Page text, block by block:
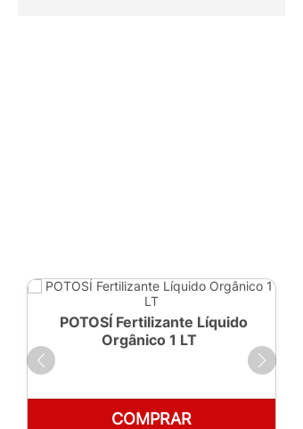
POTOSÍ Fertilizante Líquido
Orgânico 1 LT
COMPRAR